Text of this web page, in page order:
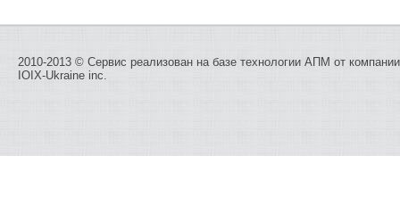
2010-2013 © Сервис реализован на базе технологии АПМ от компании
IOIX-Ukraine inc.